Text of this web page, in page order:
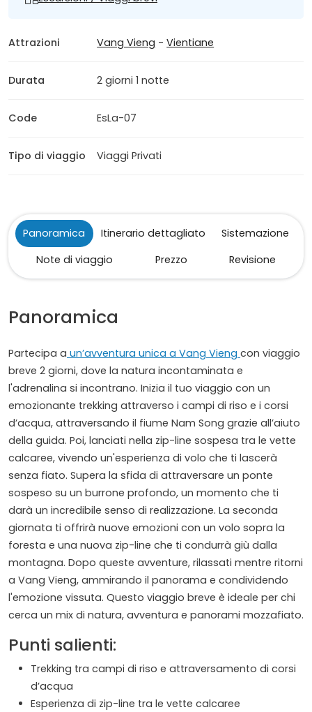
Attrazioni Vang Vieng -Vientiane
Durata 2 giorni 1 notte
Code EsLa-07
Tipo di viaggio Viaggi Privati
Panoramica Itinerario dettagliato
Sistemazione
Note di viaggio
Prezzo Revisione
Panoramica
Partecipa a un’avventura unica a Vang Vieng con viaggio
breve 2 giorni, dove la natura incontaminata e
l'adrenalina si incontrano. Inizia il tuo viaggio con un
emozionante trekking attraverso i campi di riso e i corsi
d’acqua, attraversando il fiume Nam Song grazie all’aiuto
della guida. Poi, lanciati nella zip-line sospesa tra le vette
calcaree, vivendo un'esperienza di volo che ti lascerà
senza fiato. Supera la sfida di attraversare un ponte
sospeso su un burrone profondo, un momento che ti
darà un incredibile senso di realizzazione. La seconda
giornata ti offrirà nuove emozioni con un volo sopra la
foresta e una nuova zip-line che ti condurrà giù dalla
montagna. Dopo queste avventure, rilassati mentre ritorni
a Vang Vieng, ammirando il panorama e condividendo
l'emozione vissuta. Questo viaggio breve è ideale per chi
cerca un mix di natura, avventura e panorami mozzafiato.
Punti salienti:
Trekking tra campi di riso e attraversamento di corsi
d’acqua
Esperienza di zip-line tra le vette calcaree